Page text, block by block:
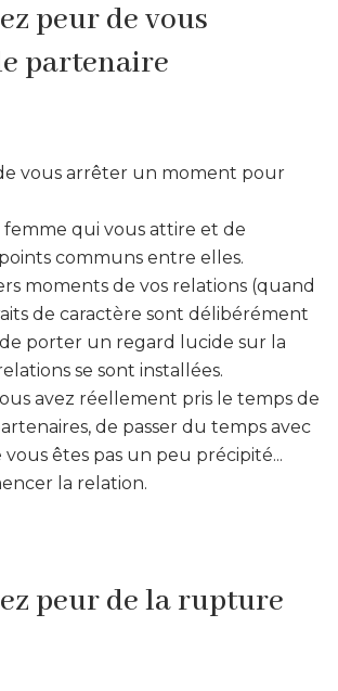
peur de vous
partenaire
vous arrêter un moment pour
femme qui vous attire et de
communs entre elles.
moments de vos relations (quand
de caractère sont délibérément
porter un regard lucide sur la
se sont installées.
vous avez réellement pris le temps de
de passer du temps avec
vous êtes pas un peu précipité...
la relation.
peur de la rupture